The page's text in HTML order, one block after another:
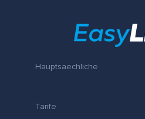
Hauptsaechliche
Tarife